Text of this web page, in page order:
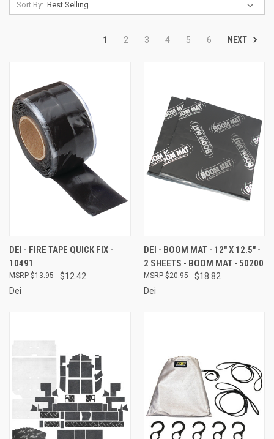
Sort By:
1 2 3 4 5 6 NEXT
DEI - FIRE TAPE QUICK FIX -
10491
$12.42
$13.95
Dei
DEI - BOOM MAT - 12" X 12.5" -
2 SHEETS - BOOM MAT - 50200
$18.82
$20.95
Dei